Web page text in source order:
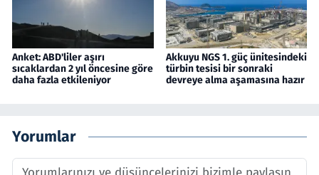
Anket: ABD'liler aşırı
sıcaklardan 2 yıl öncesine göre
daha fazla etkileniyor
Akkuyu NGS 1. güç ünitesindeki
türbin tesisi bir sonraki
devreye alma aşamasına hazır
Yorumlar